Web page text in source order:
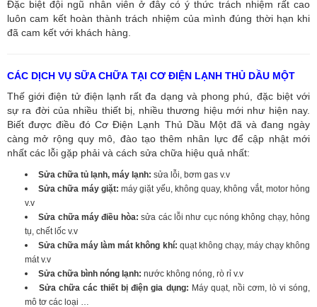
Đặc biệt đội ngũ nhân viên ở đây có ý thức trách nhiệm rất cao
luôn cam kết hoàn thành trách nhiệm của mình đúng thời hạn khi
đã cam kết với khách hàng.
CÁC DỊCH VỤ SỮA CHỮA TẠI CƠ ĐIỆN LẠNH THỦ DẦU MỘT
Thế giới điện tử điện lạnh rất đa dạng và phong phú, đặc biệt với
sự ra đời của nhiều thiết bị, nhiều thương hiệu mới như hiện nay.
Biết được điều đó Cơ Điện Lạnh Thủ Dầu Một đã và đang ngày
càng mở rộng quy mô, đào tạo thêm nhân lực để cập nhật mới
nhất các lỗi gặp phải và cách sửa chữa hiệu quả nhất:
Sửa chữa tủ lạnh, máy lạnh: sửa lỗi, bơm gas v.v
Sửa chữa máy giặt:máy giặt yếu, không quay, không vắt, motor hỏng
v.v
Sửa chữa máy điều hòa: sửa các lỗi như cục nóng không chạy, hỏng
tụ, chết lốc v.v
Sửa chữa máy làm mát không khí: quạt không chạy, máy chạy không
mát v.v
Sửa chữa bình nóng lạnh: nước không nóng, rò rỉ v.v
Sửa chữa các thiết bị điện gia dụng: Máy quạt, nồi cơm, lò vi sóng,
mô tơ các loại …